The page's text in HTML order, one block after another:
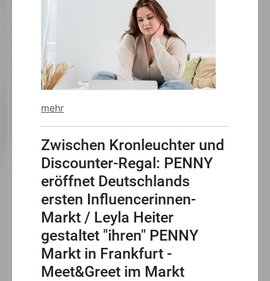
mehr
Zwischen Kronleuchter und
Discounter-Regal: PENNY
eröffnet Deutschlands
ersten Influencerinnen-
Markt / Leyla Heiter
gestaltet "ihren" PENNY
Markt in Frankfurt -
Meet&Greet im Markt